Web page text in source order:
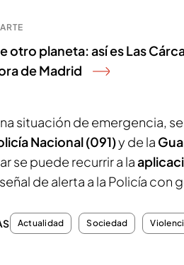
otro planeta: así es Las
de Madrid
situación de emergencia,
Nacional (091)y de la
se puede recurrir a la
de alerta a la Policía con
Actualidad Sociedad